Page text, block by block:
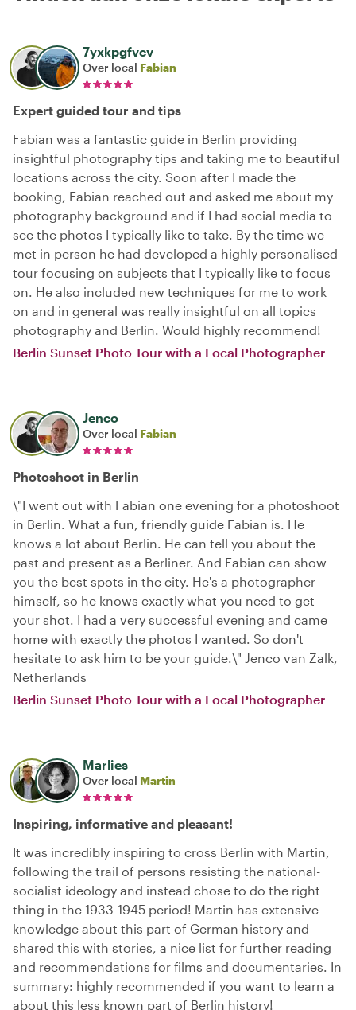
7yxkpgfvcv
Over local Fabian
Expert guided tour and tips
Fabian was a fantastic guide in Berlin providing
insightful photography tips and taking me to beautiful
locations across the city. Soon after I made the
booking, Fabian reached out and asked me about my
photography background and if I had social media to
see the photos I typically like to take. By the time we
met in person he had developed a highly personalised
tour focusing on subjects that I typically like to focus
on. He also included new techniques for me to work
on and in general was really insightful on all topics
photography and Berlin. Would highly recommend!
Berlin Sunset Photo Tour with a Local Photographer
Jenco
Over local Fabian
Photoshoot in Berlin
\"I went out with Fabian one evening for a photoshoot
in Berlin. What a fun, friendly guide Fabian is. He
knows a lot about Berlin. He can tell you about the
past and present as a Berliner. And Fabian can show
you the best spots in the city. He's a photographer
himself, so he knows exactly what you need to get
your shot. I had a very successful evening and came
home with exactly the photos I wanted. So don't
hesitate to ask him to be your guide.\" Jenco van Zalk,
Netherlands
Berlin Sunset Photo Tour with a Local Photographer
Marlies
Over local Martin
Inspiring, informative and pleasant!
It was incredibly inspiring to cross Berlin with Martin,
following the trail of persons resisting the national-
socialist ideology and instead chose to do the right
thing in the 1933-1945 period! Martin has extensive
knowledge about this part of German history and
shared this with stories, a nice list for further reading
and recommendations for films and documentaries. In
summary: highly recommended if you want to learn a
about this less known part of Berlin history!